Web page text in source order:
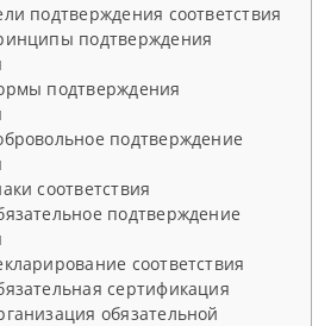
подтверждения соответствия
подтверждения
подтверждения
подтверждение
соответствия
подтверждение
соответствия
сертификация
обязательной